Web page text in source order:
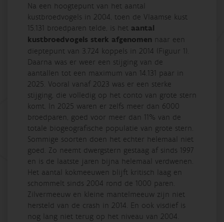
Na een hoogtepunt van het aantal
kustbroedvogels in 2004, toen de Vlaamse kust
15.131 broedparen telde, is het aantal
kustbroedvogels sterk afgenomen naar een
dieptepunt van 3.724 koppels in 2014 (Figuur 1).
Daarna was er weer een stijging van de
aantallen tot een maximum van 14.131 paar in
2025. Vooral vanaf 2023 was er een sterke
stijging, die volledig op het conto van grote stern
komt. In 2025 waren er zelfs meer dan 6000
broedparen, goed voor meer dan 11% van de
totale biogeografische populatie van grote stern.
Sommige soorten doen het echter helemaal niet
goed. Zo neemt dwergstern gestaag af sinds 1997
en is de laatste jaren bijna helemaal verdwenen.
Het aantal kokmeeuwen blijft kritisch laag en
schommelt sinds 2004 rond de 1000 paren.
Zilvermeeuw en kleine mantelmeeuw zijn niet
hersteld van de crash in 2014. En ook visdief is
nog lang niet terug op het niveau van 2004.